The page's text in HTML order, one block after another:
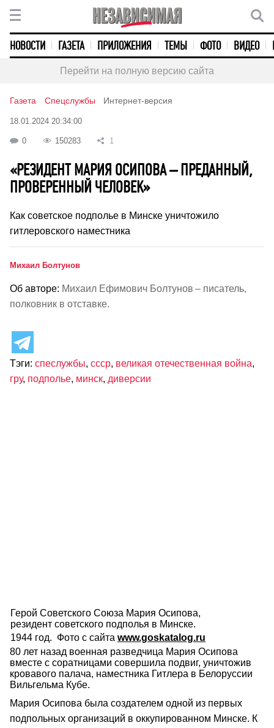
НОВОСТИ ГАЗЕТА ПРИЛОЖЕНИЯ ТЕМЫ ФОТО ВИДЕО
Перейти на полную версию сайта
Газета Спецслужбы Интернет-версия
18.01.2024 20:34:00
0 150283 1
«РЕЗИДЕНТ МАРИЯ ОСИПОВА – ПРЕДАННЫЙ,
ПРОВЕРЕННЫЙ ЧЕЛОВЕК»
Как советское подполье в Минске уничтожило
гитлеровского наместника
Михаил Болтунов
Об авторе: Михаил Ефимович Болтунов – писатель,
полковник в отставке.
Тэги: спеслужбы, ссср, великая отечественная война,
гру, подполье, минск, диверсии
Герой Советского Союза Мария Осипова,
резидент советского подполья в Минске.
1944 год. Фото с сайта www.goskatalog.ru
80 лет назад военная разведчица Мария Осипова
вместе с соратницами совершила подвиг, уничтожив
кровавого палача, наместника Гитлера в Белоруссии
Вильгельма Кубе.
Мария Осипова была создателем одной из первых
подпольных организаций в оккупированном Минске. К